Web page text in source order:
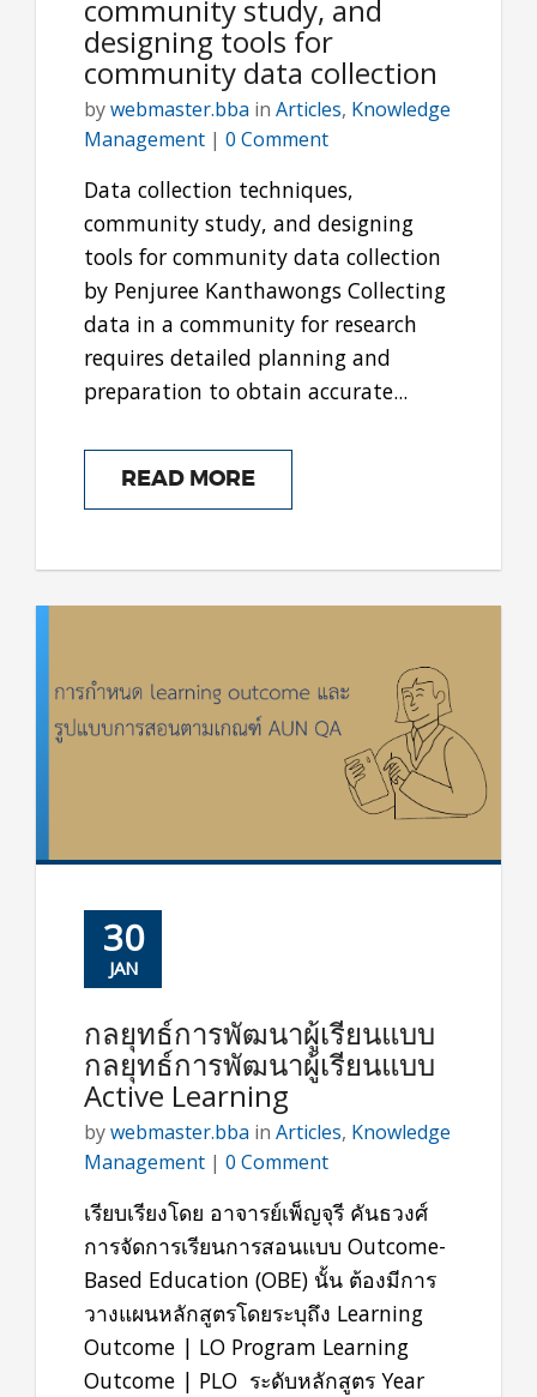
community study, and
designing tools for
community data collection
bywebmaster.bba in Articles, Knowledge
Management | 0 Comment
Data collection techniques,
community study, and designing
tools for community data collection
by Penjuree Kanthawongs Collecting
data in a community for research
requires detailed planning and
preparation to obtain accurate...
READ MORE
30
JAN
กลยุทธ์การพัฒนาผู้เรียนแบบ
กลยุทธ์การพัฒนาผู้เรียนแบบ
Active Learning
bywebmaster.bba in Articles, Knowledge
Management | 0 Comment
เรียบเรียงโดย อาจารย์เพ็ญจุรี คันธวงศ์
การจัดการเรียนการสอนแบบ Outcome-
Based Education (OBE) นั้น ต้องมีการ
วางแผนหลักสูตรโดยระบุถึง Learning
Outcome | LO Program Learning
Outcome | PLO ระดับหลักสูตร Year